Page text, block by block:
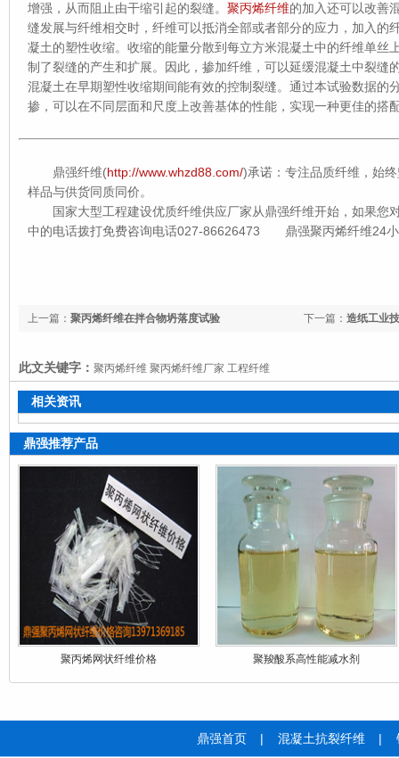
增强，从而阻止由干缩引起的裂缝。 聚丙烯纤维的加入还可以改善
缝发展与纤维相交时，纤维可以抵消全部或者部分的应力，加入的
凝土的塑性收缩。收缩的能量分散到每立方米混凝土中的纤维单丝
制了裂缝的产生和扩展。因此，掺加纤维，可以延缓混凝土中裂缝
混凝土在早期塑性收缩期间能有效的控制裂缝。通过本试验数据的
掺，可以在不同层面和尺度上改善基体的性能，实现一种更佳的搭
鼎强纤维(http://www.whzd88.com/)承诺：专注品质纤维，始
样品与供货同质同价。
国家大型工程建设优质纤维供应厂家从鼎强纤维开始，如果您
中的电话拨打免费咨询电话027-86626473 鼎强聚丙烯纤维24小
下一篇： 造纸工业
上一篇： 聚丙烯纤维在拌合物坍落度试验
此文关键字： 聚丙烯纤维 聚丙烯纤维厂家 工程纤维
相关资讯
鼎强推荐产品
聚丙烯网状纤维价格 聚羧酸系高性能减水剂
鼎强首页 | 混凝土抗裂纤维 |